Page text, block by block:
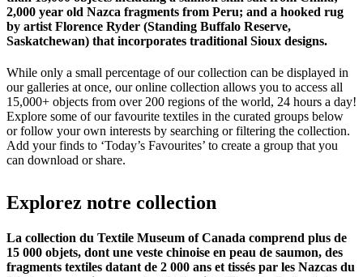
2,000 year old Nazca fragments from Peru; and a hooked rug
by artist Florence Ryder (Standing Buffalo Reserve,
Saskatchewan) that incorporates traditional Sioux designs.
While only a small percentage of our collection can be displayed in
our galleries at once, our online collection allows you to access all
15,000+ objects from over 200 regions of the world, 24 hours a day!
Explore some of our favourite textiles in the curated groups below
or follow your own interests by searching or filtering the collection.
Add your finds to ‘Today’s Favourites’ to create a group that you
can download or share.
Explorez notre collection
La collection du Textile Museum of Canada comprend plus de
15 000 objets, dont une veste chinoise en peau de saumon, des
fragments textiles datant de 2 000 ans et tissés par les Nazcas du